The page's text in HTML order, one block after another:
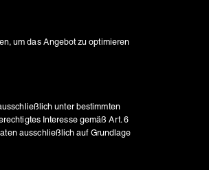
um das Angebot zu optimieren
unter bestimmten
Interesse gemäß Art. 6
ausschließlich auf Grundlage